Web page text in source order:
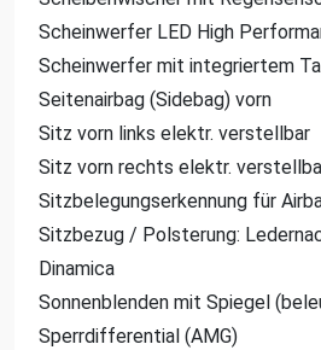
Scheinwerfer LED High
Scheinwerfer mit integriertem
Seitenairbag (Sidebag) vorn
Sitz vorn links elektr. verstellbar
Sitz vorn rechts elektr.
Sitzbelegungserkennung für
Sitzbezug / Polsterung:
Dinamica
Sonnenblenden mit Spiegel
Sperrdifferential (AMG)